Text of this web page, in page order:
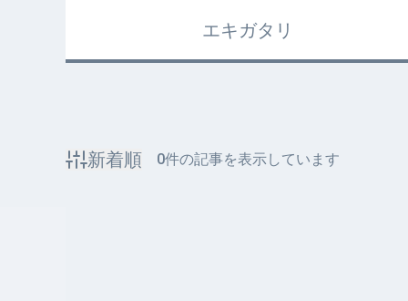
エキガタリ
新着順 0件の記事を表示しています